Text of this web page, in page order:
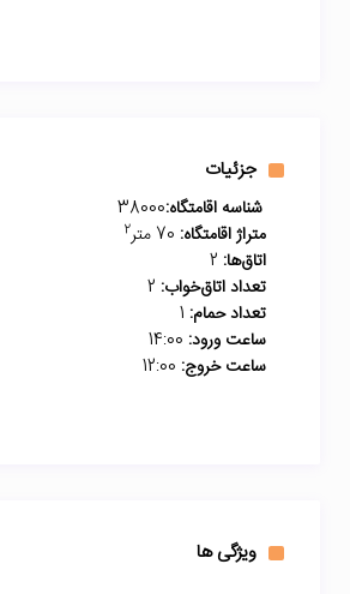
جزئیات
شناسه اقامتگاه:38000
متراژ اقامتگاه:
2
اتاق‌ها:
تعداد اتاق‌خواب:
تعداد حمام:
ساعت ورود:
ساعت خروج:
ویژگی ها